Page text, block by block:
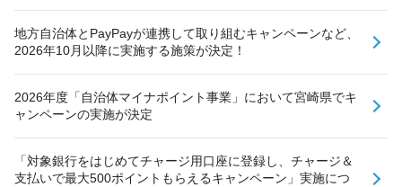
地方自治体とPayPayが連携して取り組むキャンペーンなど、
2026年10月以降に実施する施策が決定！
2026年度「自治体マイナポイント事業」において宮崎県でキ
ャンペーンの実施が決定
「対象銀行をはじめてチャージ用口座に登録し、チャージ＆
支払いで最大500ポイントもらえるキャンペーン」実施につ